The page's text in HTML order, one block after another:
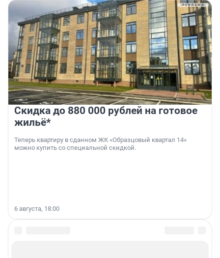
Скидка до 880 000 рублей на готовое
жильё*
Теперь квартиру в сданном ЖК «Образцовый квартал 14»
можно купить со специальной скидкой.
6 августа, 18:00